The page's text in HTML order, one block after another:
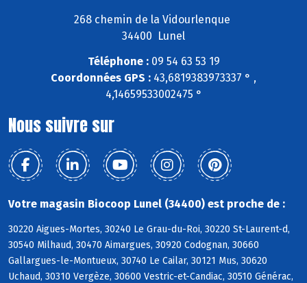
268 chemin de la Vidourlenque
34400 Lunel
Téléphone :09 54 63 53 19
Coordonnées GPS : 43,6819383973337 ° ,
4,14659533002475 °
Nous suivre sur
Votre magasin Biocoop Lunel (34400) est proche de :
30220 Aigues-Mortes, 30240 Le Grau-du-Roi, 30220 St-Laurent-d,
30540 Milhaud, 30470 Aimargues, 30920 Codognan, 30660
Gallargues-le-Montueux, 30740 Le Cailar, 30121 Mus, 30620
Uchaud, 30310 Vergèze, 30600 Vestric-et-Candiac, 30510 Générac,